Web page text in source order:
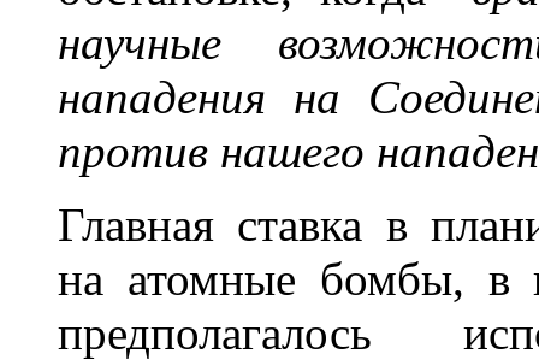
научные
нападения на
против нашего
Главная ставка в
на атомные бомбы, в
предполагалось